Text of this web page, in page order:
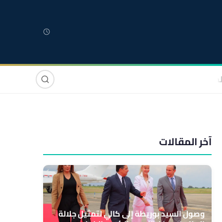
صوت وصورة
آخر المقالات
وصول السيد بوريطة إلى كالي لتمثيل جلالة